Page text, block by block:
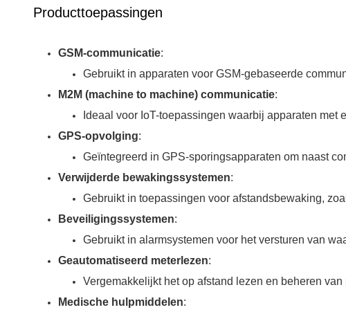
Producttoepassingen
GSM-communicatie:
Gebruikt in apparaten voor GSM-gebaseerde
M2M (machine to machine) communicatie:
Ideaal voor IoT-toepassingen waarbij apparaten
GPS-opvolging:
Geïntegreerd in GPS-sporingsapparaten om naast
Verwijderde bewakingssystemen:
Gebruikt in toepassingen voor afstandsbewaking,
Beveiligingssystemen:
Gebruikt in alarmsystemen voor het versturen van
Geautomatiseerd meterlezen:
Vergemakkelijkt het op afstand lezen en beheren
Medische hulpmiddelen: